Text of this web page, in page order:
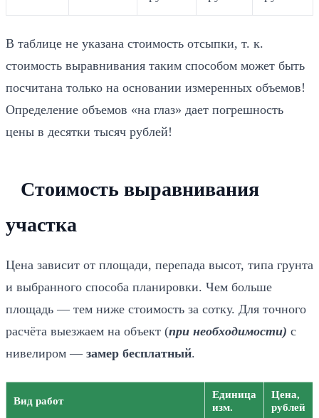
В таблице не указана стоимость отсыпки, т. к.
стоимость выравнивания таким способом может быть
посчитана только на основании измеренных объемов!
Определение объемов «на глаз» дает погрешность
цены в десятки тысяч рублей!
Стоимость выравнивания
участка
Цена зависит от площади, перепада высот, типа грунта
и выбранного способа планировки. Чем больше
площадь — тем ниже стоимость за сотку. Для точного
расчёта выезжаем на объект (при необходимости) с
нивелиром — замер бесплатный.
Вид работ
Единица
изм.
Цена,
рублей